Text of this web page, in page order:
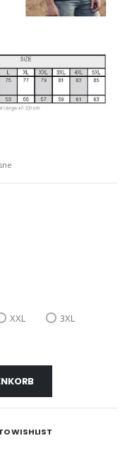
XXL
3XL
WISHLIST